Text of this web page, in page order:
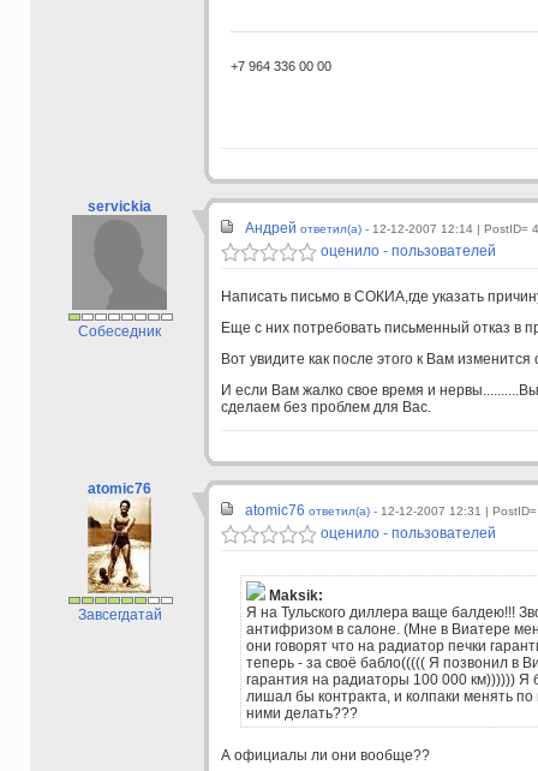
+7 964 336 00 00
servickia
Собеседник
Андрей ответил(а) - 12-12-2007 12:14 | PostID=
оценило - пользователей
Написать письмо в СОКИА,где указать
Еще с них потребовать письменный отказ в
Вот увидите как после этого к Вам
И если Вам жалко свое время и
сделаем без проблем для Вас.
atomic76
Завсегдатай
atomic76 ответил(а) - 12-12-2007 12:31 |
оценило - пользователей
Maksik:
Я на Тульского диллера ваще балдею!!!
антифризом в салоне. (Мне в Виатере
они говорят что на радиатор печки
теперь - за своё бабло((((( Я позвонил в
гарантия на радиаторы 100 000 км))))))
лишал бы контракта, и колпаки менять
ними делать???
А официалы ли они вообще??